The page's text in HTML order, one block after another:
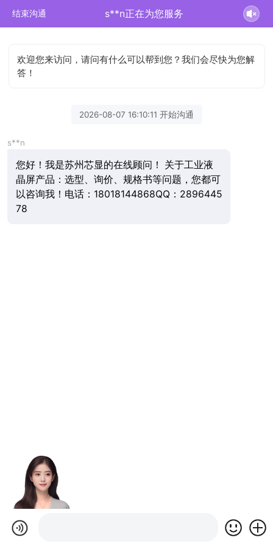
结束沟通 s**n正在为您服务
欢迎您来访问，请问有什么可以帮到您？我们会尽快为您解
答！
2026-08-07 16:10:11 开始沟通
s**n
您好！我是苏州芯显的在线顾问！ 关于工业液
晶屏产品：选型、询价、规格书等问题，您都可
以咨询我！电话：18018144868QQ：2896445
78